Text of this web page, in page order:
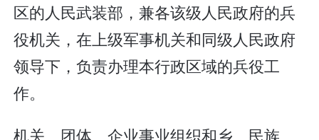
区的人民武装部，兼各该级人民政府的兵
役机关，在上级军事机关和同级人民政府
领导下，负责办理本行政区域的兵役工
作。
机关、团体、企业事业组织和乡、民族